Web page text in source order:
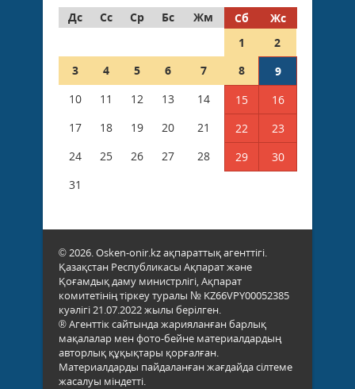
Дс
Сс Ср Бс Жм Сб
Жс
1
2
3
4 5 6 7 8
9
10
11 12 13 14 15
16
17
18 19 20 21 22
23
24
25 26 27 28 29
30
31
© 2026. Osken-onir.kz ақпараттық агенттігі.
Қазақстан Республикасы Ақпарат және
Қоғамдық даму министрлігі, Ақпарат
комитетінің тіркеу туралы № KZ66VPY00052385
куәлігі 21.07.2022 жылы берілген.
® Агенттік сайтында жарияланған барлық
мақалалар мен фото-бейне материалдардың
авторлық құқықтары қорғалған.
Материалдарды пайдаланған жағдайда сілтеме
жасалуы міндетті.